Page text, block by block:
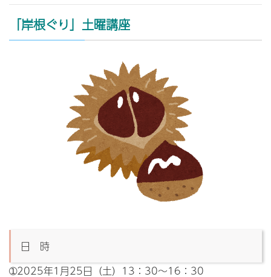
「岸根ぐり」土曜講座
日 時
➀2025年1月25日（土）13：30～16：30